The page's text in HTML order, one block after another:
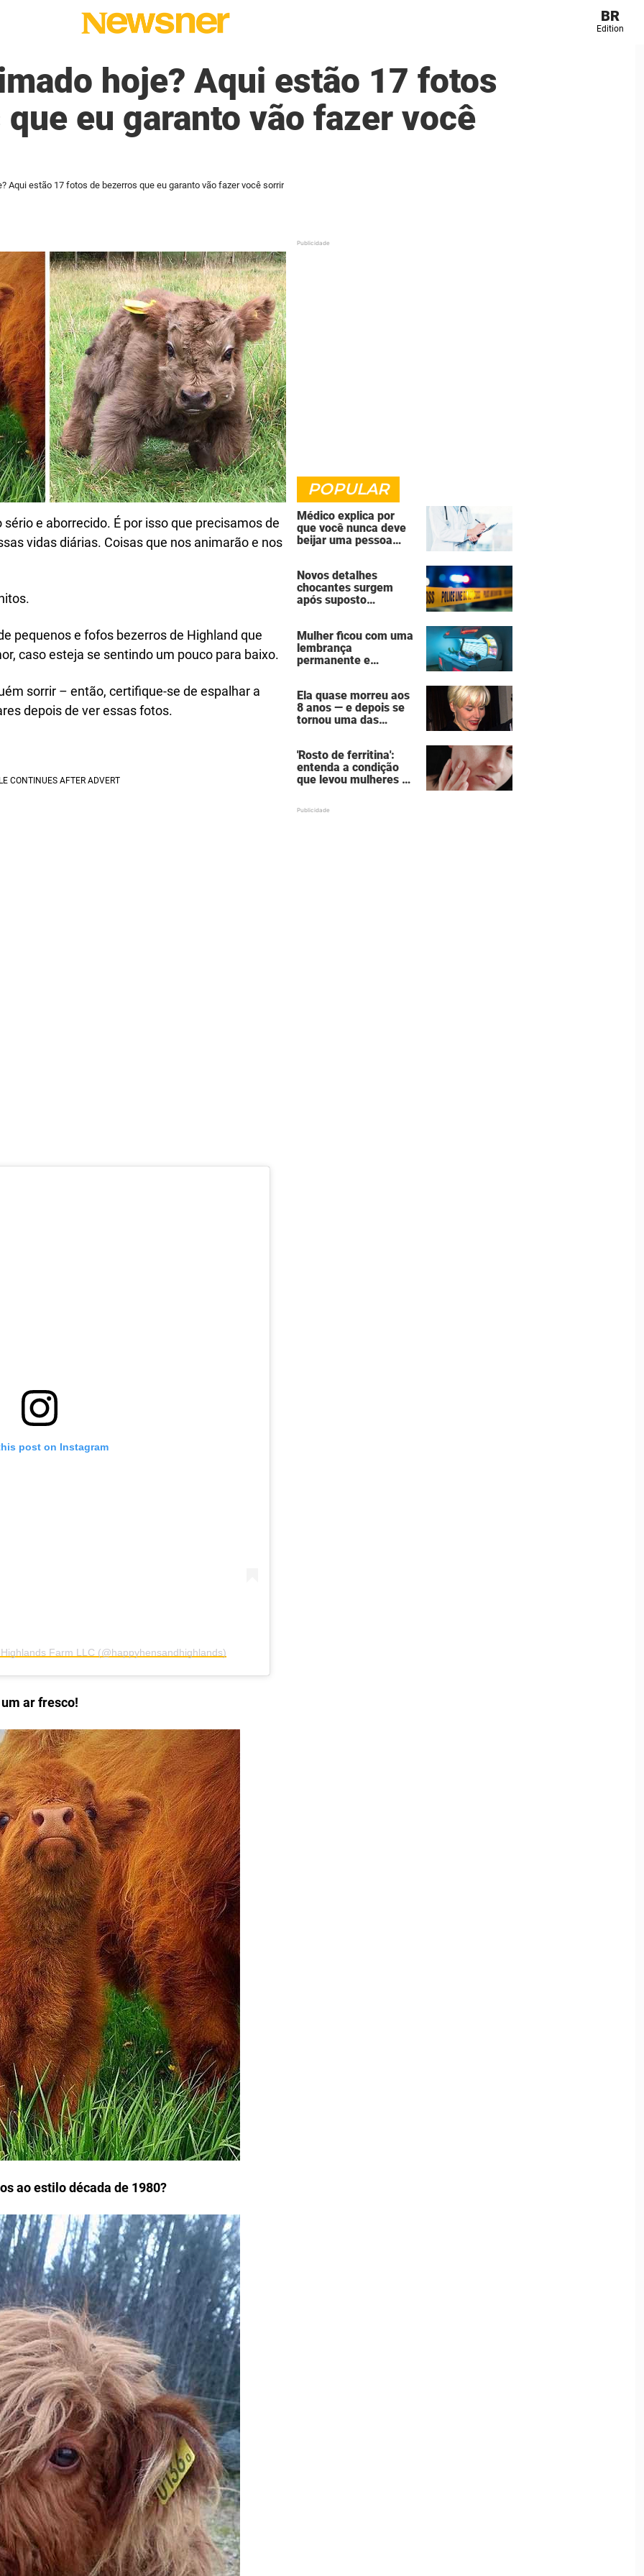
BR
Edition
hoje? Aqui estão 17 fotos
eu garanto vão fazer você
Aqui estão 17 fotos de bezerros que eu garanto vão fazer você sorrir
e aborrecido. É por isso que precisamos de
vidas diárias. Coisas que nos animarão e nos
pequenos e fofos bezerros de Highland que
caso esteja se sentindo um pouco para baixo.
sorrir – então, certifique-se de espalhar a
depois de ver essas fotos.
post on Instagram
Farm LLC (@happyhensandhighlands)
ar fresco!
ao estilo década de 1980?
POPULAR
Médico explica por
que você nunca deve
beijar uma pessoa
Novos detalhes
chocantes surgem
após suposto
por homem que matou
a família de 7 pessoas
Mulher ficou com uma
lembrança
permanente e
bronzeamento
Ela quase morreu aos
8 anos — e depois se
tornou uma das
Hollywood
'Rosto de ferritina':
entenda a condição
que levou mulheres a
aparência de cansaço